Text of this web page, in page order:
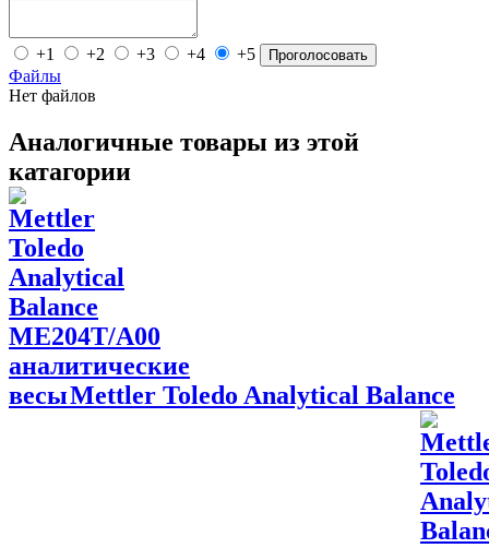
+1 +2 +3 +4 +5 Проголосовать
Файлы
Нет файлов
Аналогичные товары из этой
катагории
Mettler Toledo Analytical Balance